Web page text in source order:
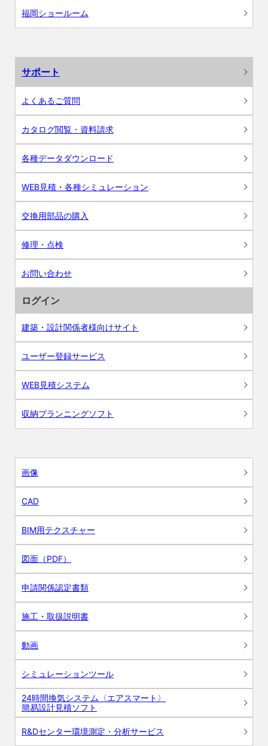
福岡ショールーム
サポート
よくあるご質問
カタログ閲覧・資料請求
各種データダウンロード
WEB見積・各種シミュレーション
交換用部品の購入
修理・点検
お問い合わせ
ログイン
建築・設計関係者様向けサイト
ユーザー登録サービス
WEB見積システム
収納プランニングソフト
画像
CAD
BIM用テクスチャー
図面（PDF）
申請関係認定書類
施工・取扱説明書
動画
シミュレーションツール
24時間換気システム〈エアスマート〉
簡易設計見積ソフト
R&Dセンター環境測定・分析サービス